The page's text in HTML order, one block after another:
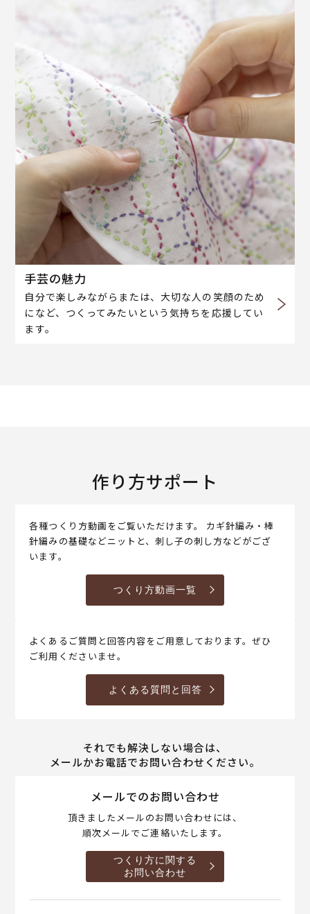
手芸の魅力
自分で楽しみながらまたは、大切な人の笑顔のため
になど、つくってみたいという気持ちを応援してい
ます。
作り方サポート
各種つくり方動画をご覧いただけます。 カギ針編み・棒
針編みの基礎などニットと、刺し子の刺し方などがござ
います。
つくり方動画一覧
よくあるご質問と回答内容をご用意しております。ぜひ
ご利用くださいませ。
よくある質問と回答
それでも解決しない場合は、
メールかお電話でお問い合わせください。
メールでのお問い合わせ
頂きましたメールのお問い合わせには、
順次メールでご連絡いたします。
つくり方に関する
お問い合わせ